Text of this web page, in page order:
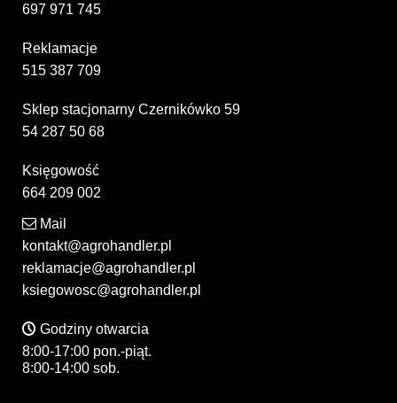
697 971 745
Reklamacje
515 387 709
Sklep stacjonarny Czernikówko 59
54 287 50 68
Księgowość
664 209 002
Mail
kontakt@agrohandler.pl
reklamacje@agrohandler.pl
ksiegowosc@agrohandler.pl
Godziny otwarcia
8:00-17:00 pon.-piąt.
8:00-14:00 sob.